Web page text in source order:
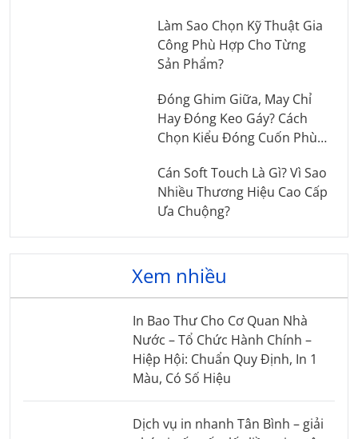
Làm Sao Chọn Kỹ Thuật Gia
Công Phù Hợp Cho Từng
Sản Phẩm?
Đóng Ghim Giữa, May Chỉ
Hay Đóng Keo Gáy? Cách
Chọn Kiểu Đóng Cuốn Phù
Cán Soft Touch Là Gì? Vì Sao
Nhiều Thương Hiệu Cao Cấp
Ưa Chuộng?
Xem nhiều
In Bao Thư Cho Cơ Quan Nhà
Nước – Tổ Chức Hành Chính –
Hiệp Hội: Chuẩn Quy Định, In 1
Màu, Có Số Hiệu
Dịch vụ in nhanh Tân Bình – giải